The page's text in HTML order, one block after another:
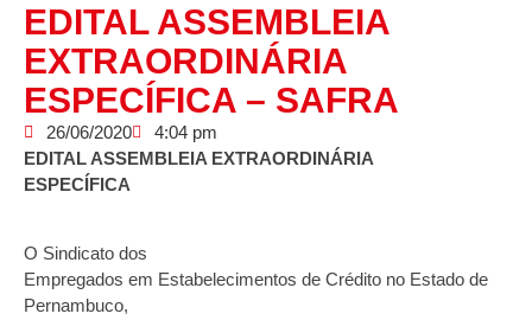
EDITAL ASSEMBLEIA
EXTRAORDINÁRIA
ESPECÍFICA – SAFRA
26/06/2020
4:04 pm
EDITAL ASSEMBLEIA EXTRAORDINÁRIA
ESPECÍFICA
O Sindicato dos
Empregados em Estabelecimentos de Crédito no Estado de
Pernambuco,